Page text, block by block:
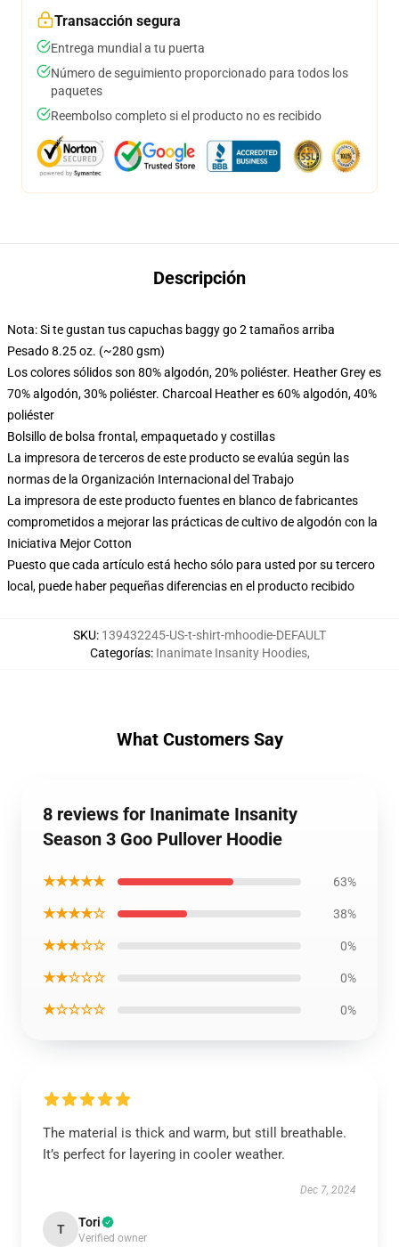
Transacción segura
Entrega mundial a tu puerta
Número de seguimiento proporcionado para todos los
paquetes
Reembolso completo si el producto no es recibido
Descripción
Nota: Si te gustan tus capuchas baggy go 2 tamaños arriba
Pesado 8.25 oz. (~280 gsm)
Los colores sólidos son 80% algodón, 20% poliéster. Heather Grey es
70% algodón, 30% poliéster. Charcoal Heather es 60% algodón, 40%
poliéster
Bolsillo de bolsa frontal, empaquetado y costillas
La impresora de terceros de este producto se evalúa según las
normas de la Organización Internacional del Trabajo
La impresora de este producto fuentes en blanco de fabricantes
comprometidos a mejorar las prácticas de cultivo de algodón con la
Iniciativa Mejor Cotton
Puesto que cada artículo está hecho sólo para usted por su tercero
local, puede haber pequeñas diferencias en el producto recibido
SKU: 139432245-US-t-shirt-mhoodie-DEFAULT
Categorías: Inanimate Insanity Hoodies,
What Customers Say
8 reviews for Inanimate Insanity
Season 3 Goo Pullover Hoodie
★★★★★ 63%
★★★★☆ 38%
★★★☆☆ 0%
★★☆☆☆ 0%
★☆☆☆☆ 0%
The material is thick and warm, but still breathable.
It’s perfect for layering in cooler weather.
Dec 7, 2024
T Tori
Verified owner